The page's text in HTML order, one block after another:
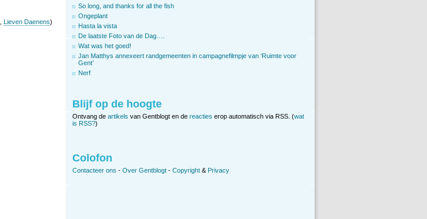
Lieven Daenens)
So long, and thanks for all the fish
Ongeplant
Hasta la vista
De laatste Foto van de Dag….
Wat was het goed!
Jan Matthys annexeert randgemeenten in campagnefilmpje van ‘Ruimte voor
Gent’
Nerf
Blijf op de hoogte
Ontvang de artikels van Gentblogt en de reacties erop automatisch via RSS. (wat
is RSS?)
Colofon
Contacteer ons - Over Gentblogt - Copyright & Privacy